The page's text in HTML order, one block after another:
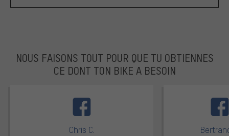
NOUS FAISONS TOUT POUR QUE TU OBTIENNES
CE DONT TON BIKE A BESOIN
Chris C.